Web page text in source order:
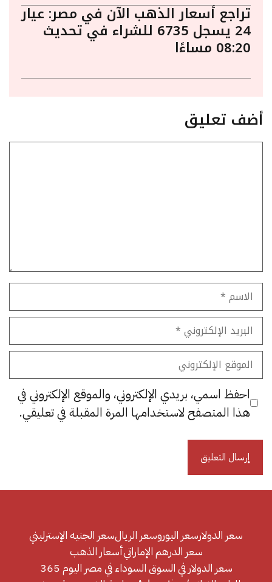
تراجع أسعار الذهب الآن في مصر: عيار
24 يسجل 6735 للشراء في تحديث
08:20 مساءًا
أضف تعليق
الاسم
البريد
الإلكتروني
الموقع
الإلكتروني
احفظ اسمي، بريدي الإلكتروني، والموقع الإلكتروني في
هذا المتصفح لاستخدامها المرة المقبلة في تعليقي.
سعر الدولارسعر اليوروسعر الريالسعر الجنيه الإسترليني
سعر الدرهم الإماراتيأسعار الذهب
سعر الدولار في السوق السوداء في مصر اليوم 365